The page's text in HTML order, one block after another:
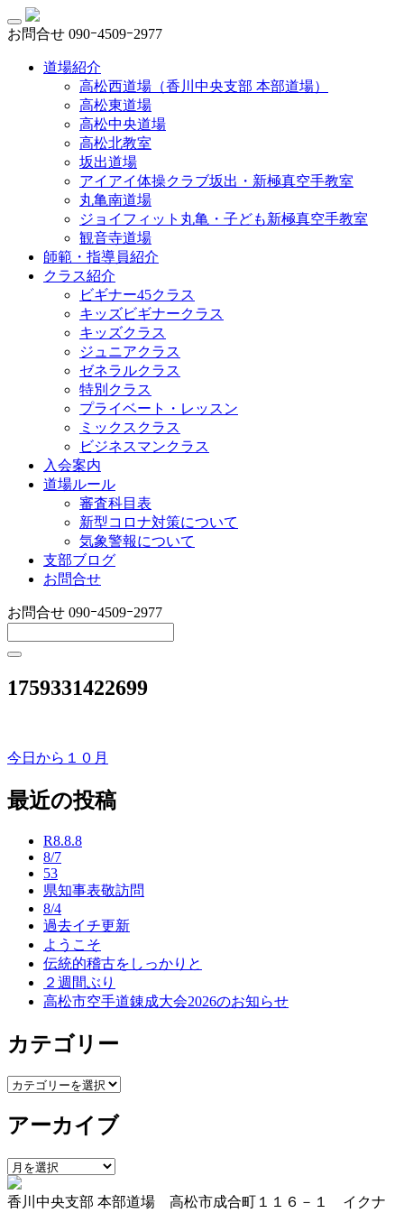
お問合せ 090ｰ4509ｰ2977
道場紹介
高松西道場（香川中央支部 本部道場）
高松東道場
高松中央道場
高松北教室
坂出道場
アイアイ体操クラブ坂出・新極真空手教室
丸亀南道場
ジョイフィット丸亀・子ども新極真空手教室
観音寺道場
師範・指導員紹介
クラス紹介
ビギナー45クラス
キッズビギナークラス
キッズクラス
ジュニアクラス
ゼネラルクラス
特別クラス
プライベート・レッスン
ミックスクラス
ビジネスマンクラス
入会案内
道場ルール
審査科目表
新型コロナ対策について
気象警報について
支部ブログ
お問合せ
お問合せ 090ｰ4509ｰ2977
1759331422699
投
稿
今日から１０月
最近の投稿
R8.8.8
8/7
53
県知事表敬訪問
8/4
過去イチ更新
ようこそ
伝統的稽古をしっかりと
２週間ぶり
高松市空手道錬成大会2026のお知らせ
カテゴリー
カ
ゴ
ー
アーカイブ
ア
ー
カ
香川中央支部 本部道場 高松市成合町１１６－１ イクナ